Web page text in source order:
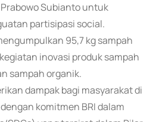
Subianto untuk
partisipasi social.
95,7 kg sampah
inovasi produk sampah
sampah organik.
dampak bagi masyarakat di
komitmen BRI dalam